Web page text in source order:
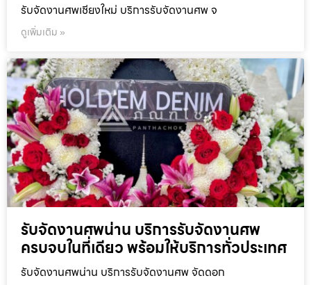
รับจัดงานศพเชียงใหม่ บริการรับจัดงานศพ จ
ดูเพิ่มเติม »
รับจัดงานศพน่าน บริการรับจัดงานศพ
ครบจบในที่เดียว พร้อมให้บริการทั่วประเทศ
รับจัดงานศพน่าน บริการรับจัดงานศพ จัดดอก